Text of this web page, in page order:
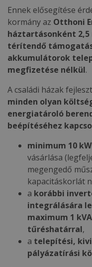
Ennek elősegítése
kormány az Otthoni
háztartásonként
térítendő
akkumulátorok
megfizetése nélkül.
A családi házak
minden olyan
energiatároló
beépítéséhez
minimum 10
vásárlása
megengedő
kapacitáskorlát
a korábbi
integrálására
maximum 1
tűréshatárral,
a telepítési,
pályázatírási